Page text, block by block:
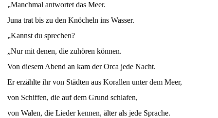
„Manchmal antwortet das Meer.
Juna trat bis zu den Knöcheln ins Wasser.
„Kannst du sprechen?
„Nur mit denen, die zuhören können.
Von diesem Abend an kam der Orca jede Nacht.
Er erzählte ihr von Städten aus Korallen unter dem Meer,
von Schiffen, die auf dem Grund schlafen,
von Walen, die Lieder kennen, älter als jede Sprache.